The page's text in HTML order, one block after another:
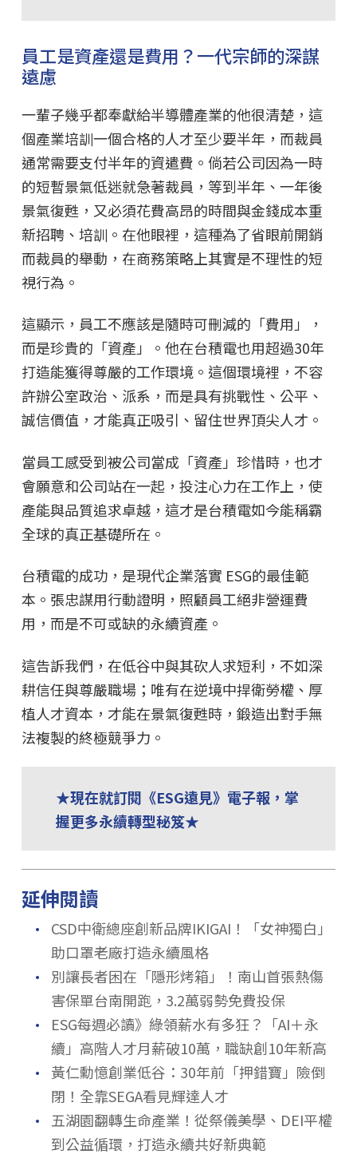
員工是資產還是費用？一代宗師的深謀
遠慮
一輩子幾乎都奉獻給半導體產業的他很清楚，這
個產業培訓一個合格的人才至少要半年，而裁員
通常需要支付半年的資遣費。倘若公司因為一時
的短暫景氣低迷就急著裁員，等到半年、一年後
景氣復甦，又必須花費高昂的時間與金錢成本重
新招聘、培訓。在他眼裡，這種為了省眼前開銷
而裁員的舉動，在商務策略上其實是不理性的短
視行為。
這顯示，員工不應該是隨時可刪減的「費用」，
而是珍貴的「資產」。他在台積電也用超過30年
打造能獲得尊嚴的工作環境。這個環境裡，不容
許辦公室政治、派系，而是具有挑戰性、公平、
誠信價值，才能真正吸引、留住世界頂尖人才。
當員工感受到被公司當成「資產」珍惜時，也才
會願意和公司站在一起，投注心力在工作上，使
產能與品質追求卓越，這才是台積電如今能稱霸
全球的真正基礎所在。
台積電的成功，是現代企業落實 ESG的最佳範
本。張忠謀用行動證明，照顧員工絕非營運費
用，而是不可或缺的永續資產。
這告訴我們，在低谷中與其砍人求短利，不如深
耕信任與尊嚴職場；唯有在逆境中捍衛勞權、厚
植人才資本，才能在景氣復甦時，鍛造出對手無
法複製的終極競爭力。
★現在就訂閱《ESG遠見》電子報，掌
握更多永續轉型秘笈★
延伸閱讀
．
CSD中衛總座創新品牌IKIGAI！「女神獨白」
助口罩老廠打造永續風格
．
別讓長者困在「隱形烤箱」！南山首張熱傷
害保單台南開跑，3.2萬弱勢免費投保
．
ESG每週必讀》綠領薪水有多狂？「AI＋永
續」高階人才月薪破10萬，職缺創10年新高
．
黃仁勳憶創業低谷：30年前「押錯寶」險倒
閉！全靠SEGA看見輝達人才
．
五湖園翻轉生命產業！從祭儀美學、DEI平權
到公益循環，打造永續共好新典範